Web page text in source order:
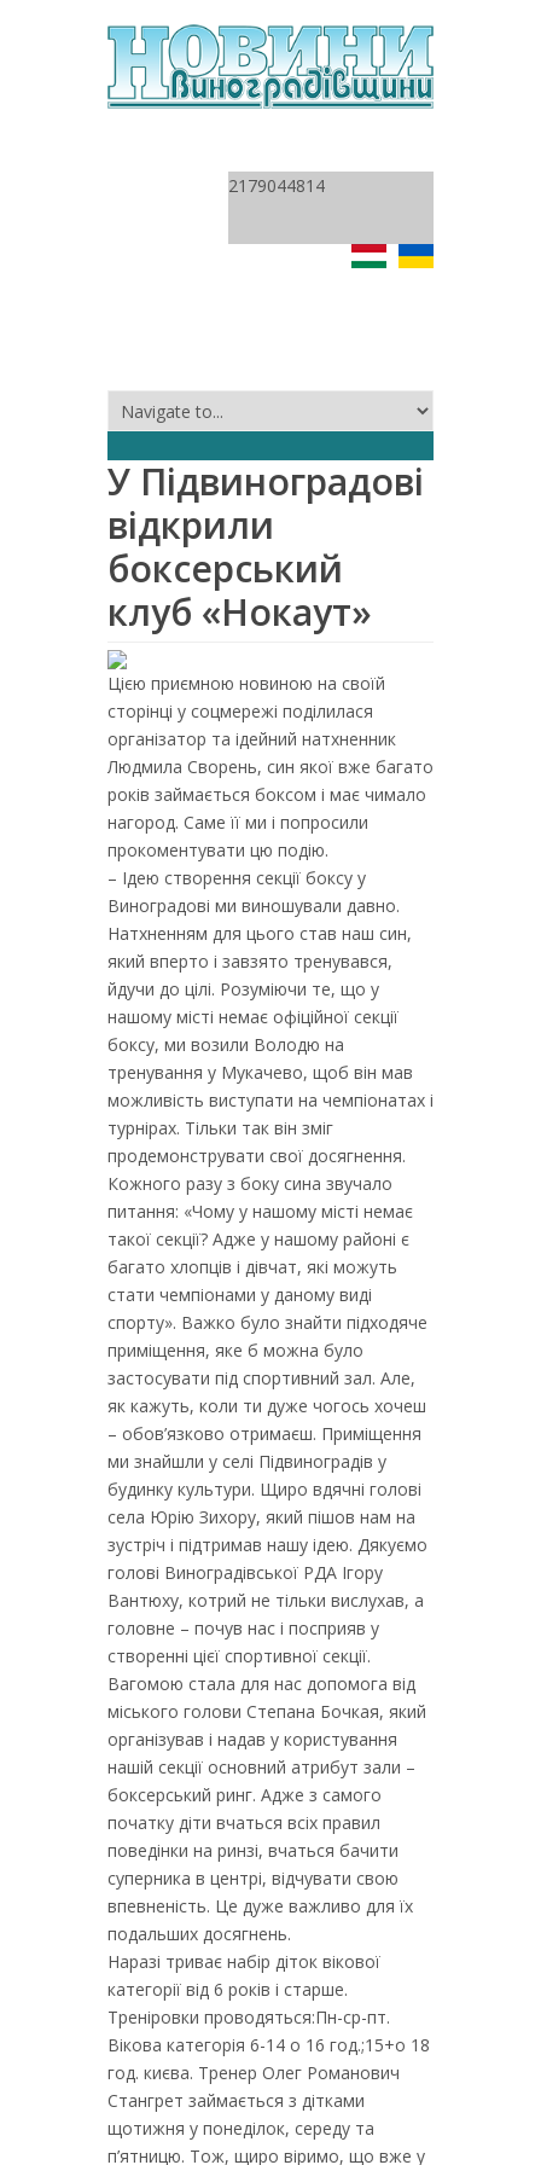
2179044814
У Підвиноградові
відкрили
боксерський
клуб «Нокаут»
Цією приємною новиною на своїй
сторінці у соцмережі поділилася
організатор та ідейний натхненник
Людмила Сворень, син якої вже багато
років займається боксом і має чимало
нагород. Саме її ми і попросили
прокоментувати цю подію.
– Ідею створення секції боксу у
Виноградові ми виношували давно.
Натхненням для цього став наш син,
який вперто і завзято тренувався,
йдучи до цілі. Розуміючи те, що у
нашому місті немає офіційної секції
боксу, ми возили Володю на
тренування у Мукачево, щоб він мав
можливість виступати на чемпіонатах і
турнірах. Тільки так він зміг
продемонструвати свої досягнення.
Кожного разу з боку сина звучало
питання: «Чому у нашому місті немає
такої секції? Адже у нашому районі є
багато хлопців і дівчат, які можуть
стати чемпіонами у даному виді
спорту». Важко було знайти підходяче
приміщення, яке б можна було
застосувати під спортивний зал. Але,
як кажуть, коли ти дуже чогось хочеш
– обов’язково отримаєш. Приміщення
ми знайшли у селі Підвиноградів у
будинку культури. Щиро вдячні голові
села Юрію Зихору, який пішов нам на
зустріч і підтримав нашу ідею. Дякуємо
голові Виноградівської РДА Ігору
Вантюху, котрий не тільки вислухав, а
головне – почув нас і посприяв у
створенні цієї спортивної секції.
Вагомою стала для нас допомога від
міського голови Степана Бочкая, який
організував і надав у користування
нашій секції основний атрибут зали –
боксерський ринг. Адже з самого
початку діти вчаться всіх правил
поведінки на ринзі, вчаться бачити
суперника в центрі, відчувати свою
впевненість. Це дуже важливо для їх
подальших досягнень.
Наразі триває набір діток вікової
категорії від 6 років і старше.
Треніровки проводяться:Пн-ср-пт.
Вікова категорія 6-14 о 16 год.;15+о 18
год. києва. Тренер Олег Романович
Стангрет займається з дітками
щотижня у понеділок, середу та
п’ятницю. Тож, щиро віримо, що вже у